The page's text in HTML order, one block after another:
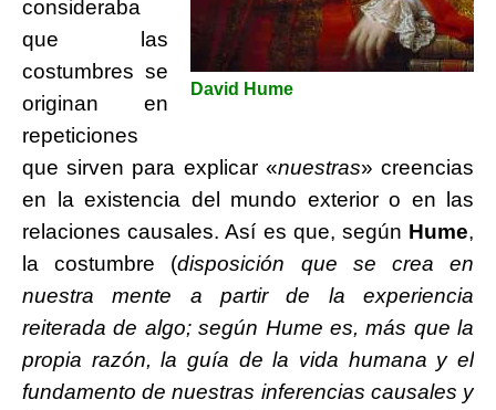
David Hume
consideraba
que las
costumbres se
originan en
repeticiones
que sirven para explicar «nuestras» creencias
en la existencia del mundo exterior o en las
relaciones causales. Así es que, según Hume,
la costumbre (disposición que se crea en
nuestra mente a partir de la experiencia
reiterada de algo; según Hume es, más que la
propia razón, la guía de la vida humana y el
fundamento de nuestras inferencias causales y